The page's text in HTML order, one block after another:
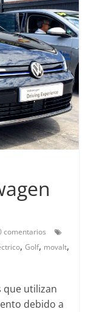
comentarios
, Golf, movalt,
que utilizan
debido a